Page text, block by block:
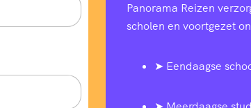
Panorama Reizen
scholen en voortgezet
➤ Eendaagse